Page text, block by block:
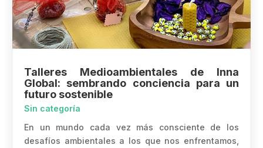
Talleres Medioambientales de Inna
Global: sembrando conciencia para un
futuro sostenible
Sin categoría
En un mundo cada vez más consciente de los
desafíos ambientales a los que nos enfrentamos,